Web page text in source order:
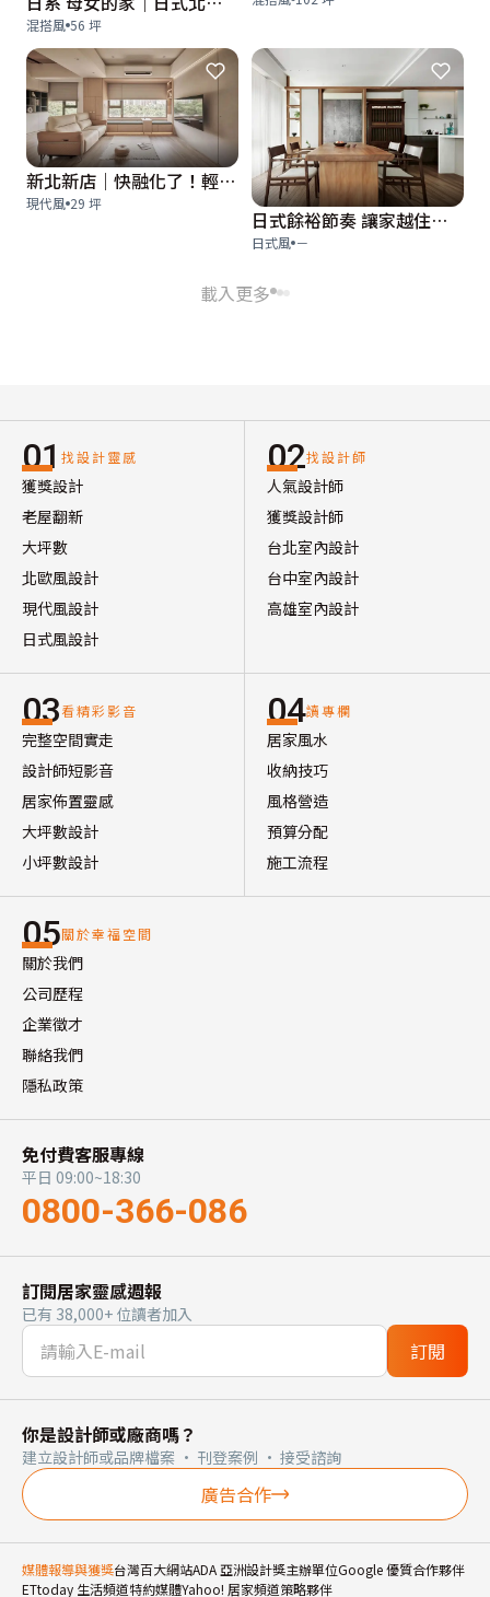
混搭風 56 坪
新北新店｜快融化了！輕輕挖一口豆乳冰淇淋 29坪現代日式宅
現代風 29 坪
日式餘裕節奏 讓家越住越有味道
日式風 －
載入更多
01 找設計靈感
獲獎設計
老屋翻新
大坪數
北歐風設計
現代風設計
日式風設計
02找設計師
人氣設計師
獲獎設計師
台北室內設計
台中室內設計
高雄室內設計
03看精彩影音
完整空間實走
設計師短影音
居家佈置靈感
大坪數設計
小坪數設計
04讀專欄
居家風水
收納技巧
風格營造
預算分配
施工流程
05關於幸福空間
關於我們
公司歷程
企業徵才
聯絡我們
隱私政策
免付費客服專線
平日 09:00~18:30
0800-366-086
訂閱居家靈感週報
已有 38,000+ 位讀者加入
訂閱
你是設計師或廠商嗎？
建立設計師或品牌檔案 · 刊登案例 · 接受諮詢
廣告合作
媒體報導與獲獎台灣百大網站ADA 亞洲設計獎主辦單位Google 優質合作夥伴
ETtoday 生活頻道特約媒體Yahoo! 居家頻道策略夥伴